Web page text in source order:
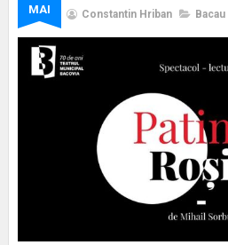
MAI Constantin Hriban Bacau